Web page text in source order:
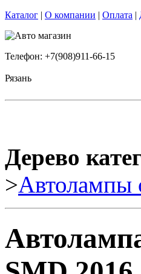
Каталог | О компании | Оплата |
Телефон: +7(908)911-66-15
Рязань
Дерево
>Автолампы